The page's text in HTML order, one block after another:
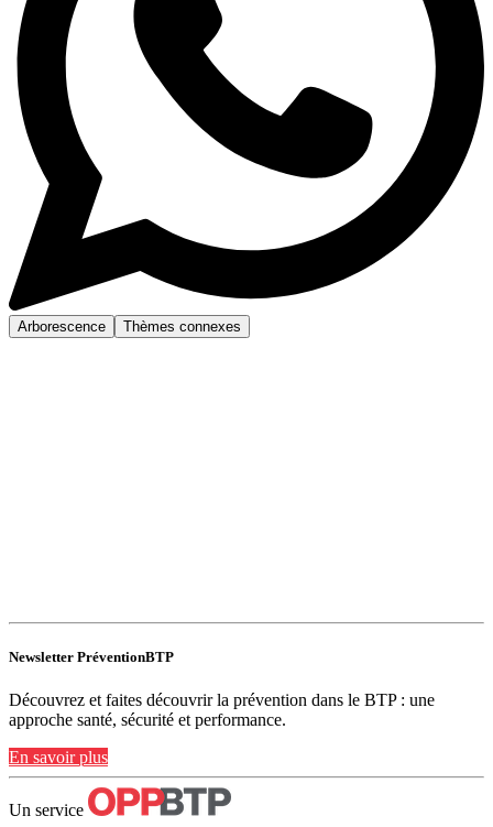
Arborescence Thèmes connexes
Newsletter PréventionBTP
Découvrez et faites découvrir la prévention dans le BTP : une
approche santé, sécurité et performance.
En savoir plus
Un service